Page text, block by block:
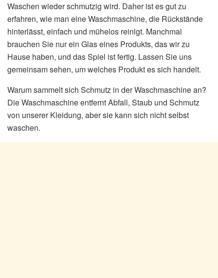
Waschen wieder schmutzig wird. Daher ist es gut zu
erfahren, wie man eine Waschmaschine, die Rückstände
hinterlässt, einfach und mühelos reinigt. Manchmal
brauchen Sie nur ein Glas eines Produkts, das wir zu
Hause haben, und das Spiel ist fertig. Lassen Sie uns
gemeinsam sehen, um welches Produkt es sich handelt.
Warum sammelt sich Schmutz in der Waschmaschine an?
Die Waschmaschine entfernt Abfall, Staub und Schmutz
von unserer Kleidung, aber sie kann sich nicht selbst
waschen.